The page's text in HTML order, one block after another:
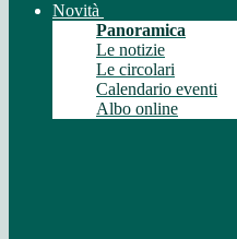
Novità
Panoramica
Le notizie
Le circolari
Calendario eventi
Albo online